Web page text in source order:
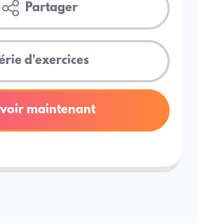
Partager
d'exercices
maintenant